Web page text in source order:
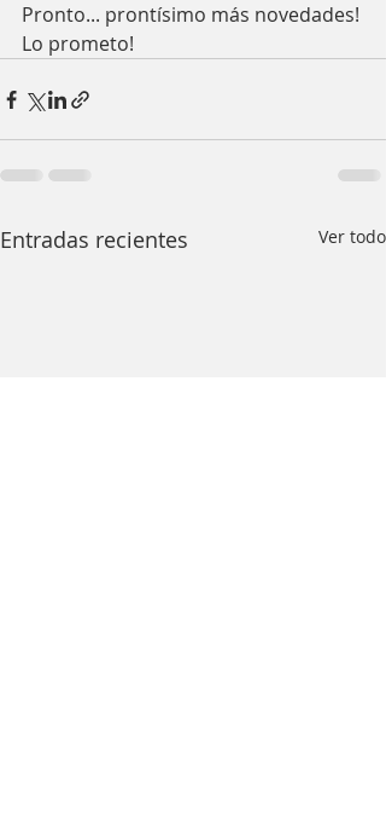
Pronto... prontísimo más novedades!
Lo prometo!
Entradas recientes Ver todo